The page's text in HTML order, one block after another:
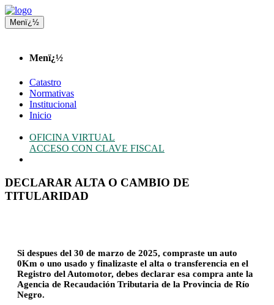
Menï¿½
Menï¿½
Catastro
Normativas
Institucional
Inicio
OFICINA VIRTUAL
ACCESO CON CLAVE FISCAL
DECLARAR ALTA O CAMBIO DE
TITULARIDAD
Si despues del 30 de marzo de 2025, compraste un auto
0Km o uno usado y finalizaste el alta o transferencia en el
Registro del Automotor, debes declarar esa compra ante la
Agencia de Recaudación Tributaria de la Provincia de Río
Negro.